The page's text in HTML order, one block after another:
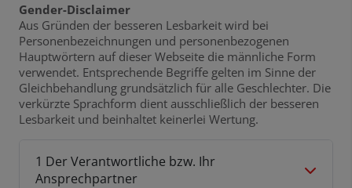
Gender-Disclaimer
Aus Gründen der besseren Lesbarkeit wird bei
Personenbezeichnungen und personenbezogenen
Hauptwörtern auf dieser Webseite die männliche Form
verwendet. Entsprechende Begriffe gelten im Sinne der
Gleichbehandlung grundsätzlich für alle Geschlechter. Die
verkürzte Sprachform dient ausschließlich der besseren
Lesbarkeit und beinhaltet keinerlei Wertung.
1 Der Verantwortliche bzw. Ihr
Ansprechpartner